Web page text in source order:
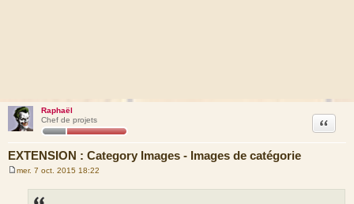
Raphaël
Chef de projets
EXTENSION : Category Images - Images de catégorie
Citation
mer. 7 oct. 2015 18:22